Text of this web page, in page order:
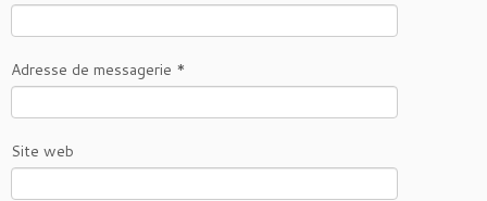
Adresse de messagerie *
Site web